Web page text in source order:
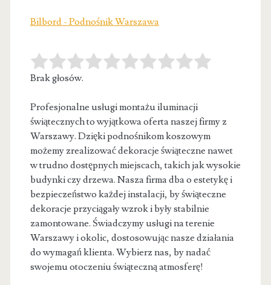
Bilbord - Podnośnik Warszawa
Brak głosów.
Profesjonalne usługi montażu iluminacji
świątecznych to wyjątkowa oferta naszej firmy z
Warszawy. Dzięki podnośnikom koszowym
możemy zrealizować dekoracje świąteczne nawet
w trudno dostępnych miejscach, takich jak wysokie
budynki czy drzewa. Nasza firma dba o estetykę i
bezpieczeństwo każdej instalacji, by świąteczne
dekoracje przyciągały wzrok i były stabilnie
zamontowane. Świadczymy usługi na terenie
Warszawy i okolic, dostosowując nasze działania
do wymagań klienta. Wybierz nas, by nadać
swojemu otoczeniu świąteczną atmosferę!